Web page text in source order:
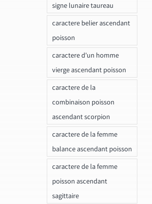
signe lunaire taureau
caractere belier ascendant
poisson
caractere d'un homme
vierge ascendant poisson
caractere de la
combinaison poisson
ascendant scorpion
caractere de la femme
balance ascendant poisson
caractere de la femme
poisson ascendant
sagittaire